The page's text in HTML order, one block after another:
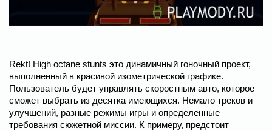
Rekt! High octane stunts это динамичный гоночный проект,
выполненный в красивой изометрической графике.
Пользователь будет управлять скоростным авто, которое
сможет выбрать из десятка имеющихся. Немало треков и
улучшений, разные режимы игры и определенные
требования сюжетной миссии. К примеру, предстоит